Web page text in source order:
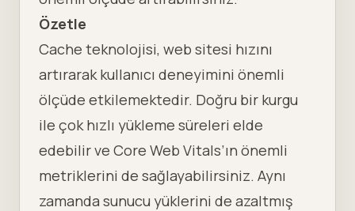
Özetle
Cache teknolojisi, web sitesi hızını
artırarak kullanıcı deneyimini önemli
ölçüde etkilemektedir. Doğru bir kurgu
ile çok hızlı yükleme süreleri elde
edebilir ve Core Web Vitals’ın önemli
metriklerini de sağlayabilirsiniz. Aynı
zamanda sunucu yüklerini de azaltmış